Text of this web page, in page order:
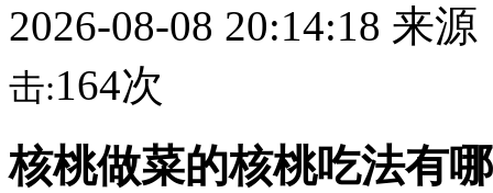
2026-08-08 20:14:18 来源
击:164次
核桃做菜的核桃吃法有